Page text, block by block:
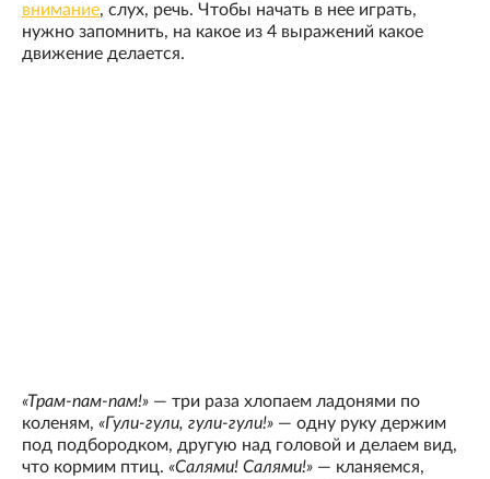
внимание, слух, речь. Чтобы начать в нее играть,
нужно запомнить, на какое из 4 выражений какое
движение делается.
«Трам-пам-пам!» — три раза хлопаем ладонями по
коленям, «Гули-гули, гули-гули!» — одну руку держим
под подбородком, другую над головой и делаем вид,
что кормим птиц. «Салями! Салями!» — кланяемся,